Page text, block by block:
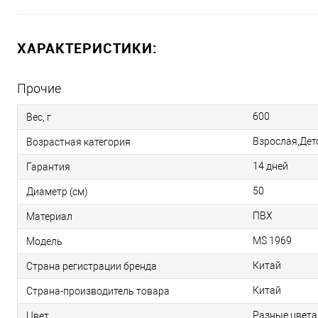
ХАРАКТЕРИСТИКИ:
Прочие
Вес, г 600
Возрастная категория
Гарантия 14 дней
Диаметр (см) 50
Материал ПВХ
Модель MS 1969
Страна регистрации бренда Китай
Страна-производитель товара Китай
Цвет Разные цвета